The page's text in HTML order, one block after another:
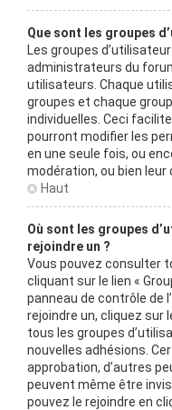
Que sont les groupes
Les groupes
administrateurs du
utilisateurs. Chaque
groupes et chaque
individuelles. Ceci
pourront modifier les
en une seule fois, ou
modération, ou bien leur
Haut
Où sont les groupes
rejoindre un ?
Vous pouvez consulter
cliquant sur le lien «
panneau de contrôle de
rejoindre un, cliquez sur
tous les groupes
nouvelles adhésions.
approbation, d’autres
peuvent même être
pouvez le rejoindre en